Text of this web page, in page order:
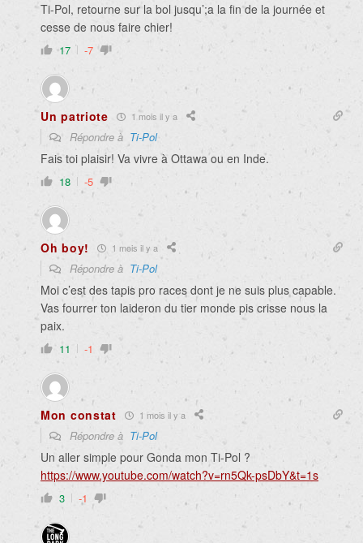
Ti-Pol, retourne sur la bol jusqu’;a la fin de la journée et
cesse de nous faire chier!
17 -7
Un patriote 1 mois il y a
Répondre à Ti-Pol
Fais toi plaisir! Va vivre à Ottawa ou en Inde.
18 -5
Oh boy! 1 mois il y a
Répondre à Ti-Pol
Moi c’est des tapis pro races dont je ne suis plus capable.
Vas fourrer ton laideron du tier monde pis crisse nous la
paix.
11 -1
Mon constat 1 mois il y a
Répondre à Ti-Pol
Un aller simple pour Gonda mon Ti-Pol ?
https://www.youtube.com/watch?v=rn5Qk-psDbY&t=1s
3 -1